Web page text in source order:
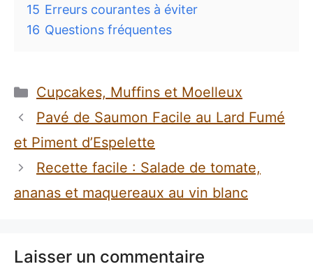
15 Erreurs courantes à éviter
16 Questions fréquentes
Catégories
Cupcakes, Muffins et Moelleux
Pavé de Saumon Facile au Lard Fumé
et Piment d’Espelette
Recette facile : Salade de tomate,
ananas et maquereaux au vin blanc
Laisser un commentaire